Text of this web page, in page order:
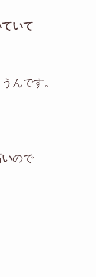
いて
んです。
ので